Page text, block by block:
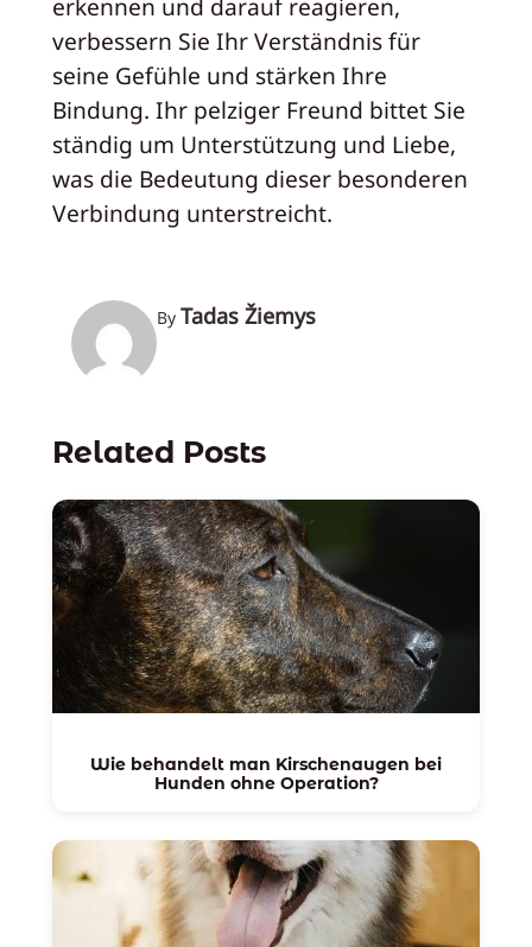
verbessern Sie Ihr Verständnis für
seine Gefühle und stärken Ihre
Bindung. Ihr pelziger Freund bittet Sie
ständig um Unterstützung und Liebe,
was die Bedeutung dieser besonderen
Verbindung unterstreicht.
By Tadas Žiemys
Related Posts
Wie behandelt man Kirschenaugen bei
Hunden ohne Operation?